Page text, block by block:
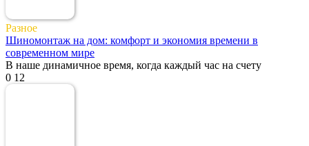
Разное
Шиномонтаж на дом: комфорт и экономия времени в
современном мире
В наше динамичное время, когда каждый час на счету
0 12